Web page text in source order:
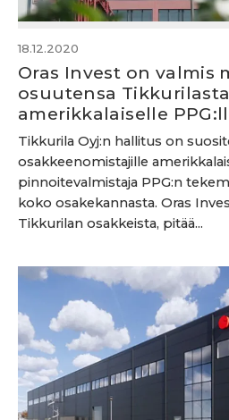
18.12.2020
Oras Invest on valmis
osuutensa Tikkurilasta
amerikkalaiselle
Tikkurila Oyj:n hallitus on
osakkeenomistajille
pinnoitevalmistaja PPG:n
koko osakekannasta. Oras
Tikkurilan osakkeista, pitää...